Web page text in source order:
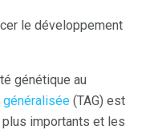
le développement
génétique au
(TAG) est
importants et les